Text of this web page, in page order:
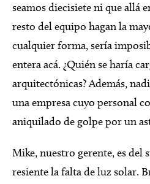
seamos diecisiete ni que allá
resto del equipo hagan la
cualquier forma, sería
entera acá. ¿Quién se haría
arquitectónicas? Además,
una empresa cuyo personal
aniquilado de golpe por un
Mike, nuestro gerente, es del
resiente la falta de luz solar.